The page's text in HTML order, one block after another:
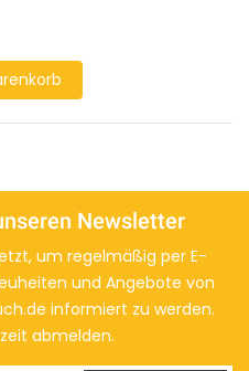
Newsletter
um regelmäßig per E-
und Angebote von
informiert zu werden.
abmelden.